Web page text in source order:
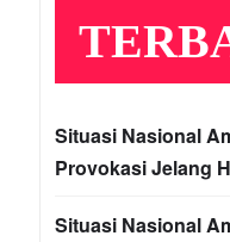
Situasi Nasional
Provokasi Jelang
Situasi Nasional